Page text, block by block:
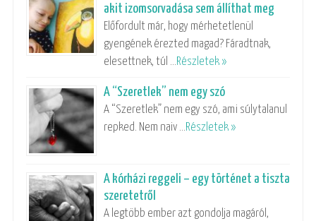
akit izomsorvadása sem állíthat meg
Előfordult már, hogy mérhetetlenül
gyengének érezted magad? Fáradtnak,
elesettnek, túl …Részletek »
A “Szeretlek” nem egy szó
A “Szeretlek” nem egy szó, ami súlytalanul
repked. Nem naiv …Részletek »
A kórházi reggeli – egy történet a tiszta
szeretetről
A legtöbb ember azt gondolja magáról,